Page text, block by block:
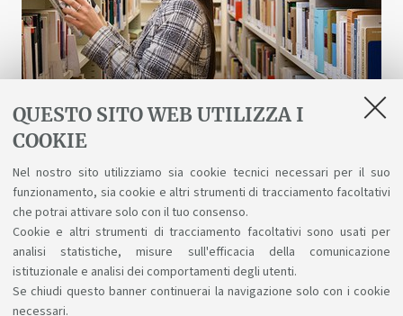
QUESTO SITO WEB UTILIZZA I
COOKIE
Nel nostro sito utilizziamo sia cookie tecnici necessari per il suo
funzionamento, sia cookie e altri strumenti di tracciamento facoltativi
che potrai attivare solo con il tuo consenso.
Cookie e altri strumenti di tracciamento facoltativi sono usati per
analisi statistiche, misure sull'efficacia della comunicazione
istituzionale e analisi dei comportamenti degli utenti.
Se chiudi questo banner continuerai la navigazione solo con i cookie
necessari.
Biblioteche e risorse digitali
Un patrimonio fatto di scienza, arte, storia a
tua disposizione gratuitamente, anche online.